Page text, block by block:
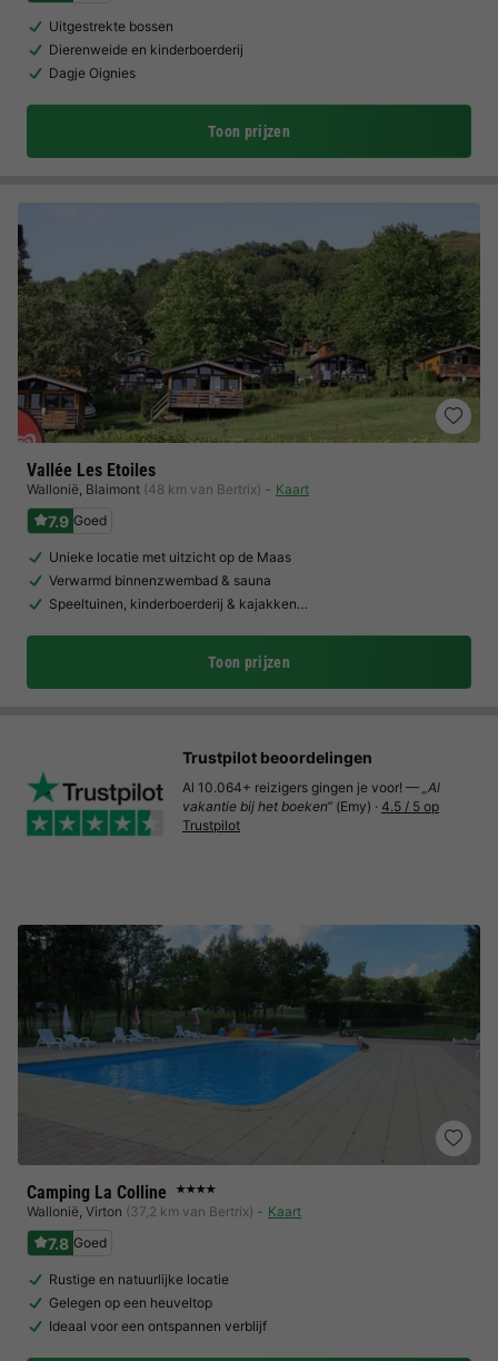
Uitgestrekte bossen
Dierenweide en kinderboerderij
Dagje Oignies
Toon prijzen
Vallée Les Etoiles
Wallonië, Blaimont (48 km van Bertrix) Kaart
7.9 Goed
Unieke locatie met uitzicht op de Maas
Verwarmd binnenzwembad & sauna
Speeltuinen, kinderboerderij & kajakken…
Toon prijzen
Camping La Colline ★★★★
Wallonië, Virton (37,2 km van Bertrix) Kaart
7.8 Goed
Rustige en natuurlijke locatie
Gelegen op een heuveltop
Ideaal voor een ontspannen verblijf
Trustpilot beoordelingen
Al 10.064+ reizigers gingen je voor! — „Al
vakantie bij het boeken“ (Emy) · 4.5 / 5 op
Trustpilot